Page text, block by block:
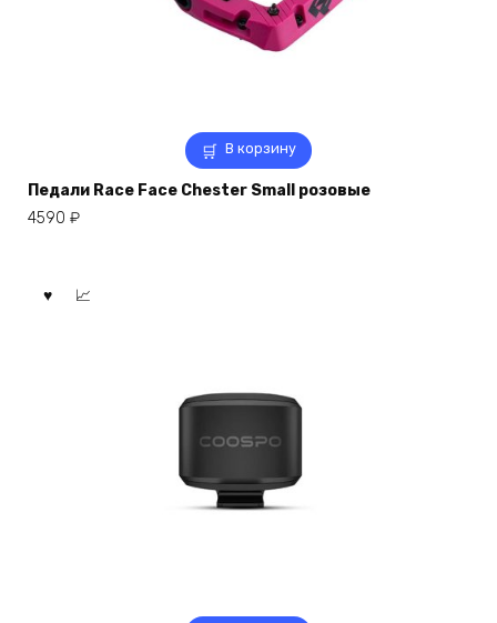
В корзину
Педали Race Face Chester Small розовые
4590 ₽